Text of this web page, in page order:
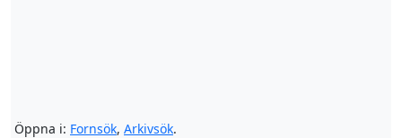
Öppna i: Fornsök, Arkivsök.